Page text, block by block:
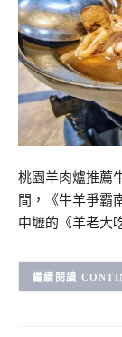
桃園羊肉爐推薦
間，《牛羊爭霸
中壢的《羊老大